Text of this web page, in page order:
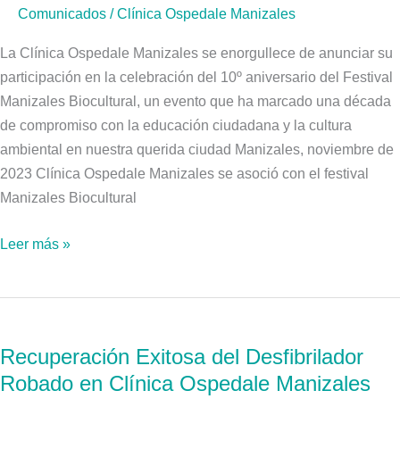
Comunicados /Clínica Ospedale Manizales
La Clínica Ospedale Manizales se enorgullece de anunciar su
participación en la celebración del 10º aniversario del Festival
Manizales Biocultural, un evento que ha marcado una década
de compromiso con la educación ciudadana y la cultura
ambiental en nuestra querida ciudad Manizales, noviembre de
2023 Clínica Ospedale Manizales se asoció con el festival
Manizales Biocultural
compromiso
aniversario
Biocultural
Leer más »
Recuperación Exitosa del Desfibrilador
Robado en Clínica Ospedale Manizales
del
Desfibrilador